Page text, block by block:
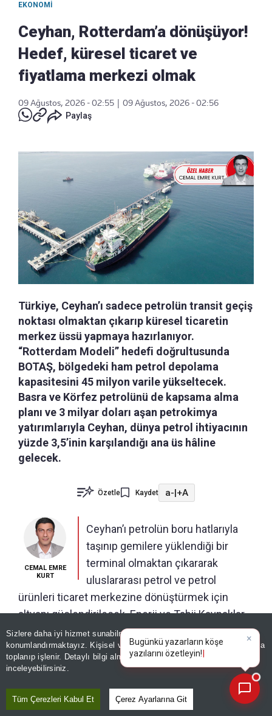
Sizlere daha iyi hizmet sunabilmek adına sitemizde
konumlandırmaktayız. Kişisel verileriniz, KVKK ve GDPR kapsamında
toplanıp işlenir. Detaylı bilgi almak içinAydınlatma Metnimizi
inceleyebilirsiniz.
Tüm Çerezleri Kabul Et Çerez Ayarlarına Git
EKONOMI
Ceyhan, Rotterdam’a dönüşüyor!
Hedef, küresel ticaret ve
fiyatlama merkezi olmak
09 Ağustos, 2026 - 02:55
09 Ağustos, 2026 - 02:56
Paylaş
Türkiye, Ceyhan’ı sadece petrolün transit geçiş
noktası olmaktan çıkarıp küresel ticaretin
merkez üssü yapmaya hazırlanıyor.
“Rotterdam Modeli” hedefi doğrultusunda
BOTAŞ, bölgedeki ham petrol depolama
kapasitesini 45 milyon varile yükseltecek.
Basra ve Körfez petrolünü de kapsama alma
planı ve 3 milyar doları aşan petrokimya
yatırımlarıyla Ceyhan, dünya petrol ihtiyacının
yüzde 3,5’inin karşılandığı ana üs hâline
gelecek.
Özetle Kaydet a-|+A
CEMAL EMRE
KURT
Ceyhan’ı petrolün boru hatlarıyla
taşınıp gemilere yüklendiği bir
terminal olmaktan çıkararak
uluslararası petrol ve petrol
ürünleri ticaret merkezine dönüştürmek için
altyapı güçlendirilecek. Enerji ve Tabii Kaynaklar
Bakanı Alparslan Bayraktar’ın “Ceyhan’ı âdeta bir
Rotterdam yapabiliriz” sözleriyle ortaya koyduğu
hedef doğrultusunda mevcut boru hatlarının
büyütülmesi, daha fazla petrolün sisteme
Bugünkü yazarların köşe y